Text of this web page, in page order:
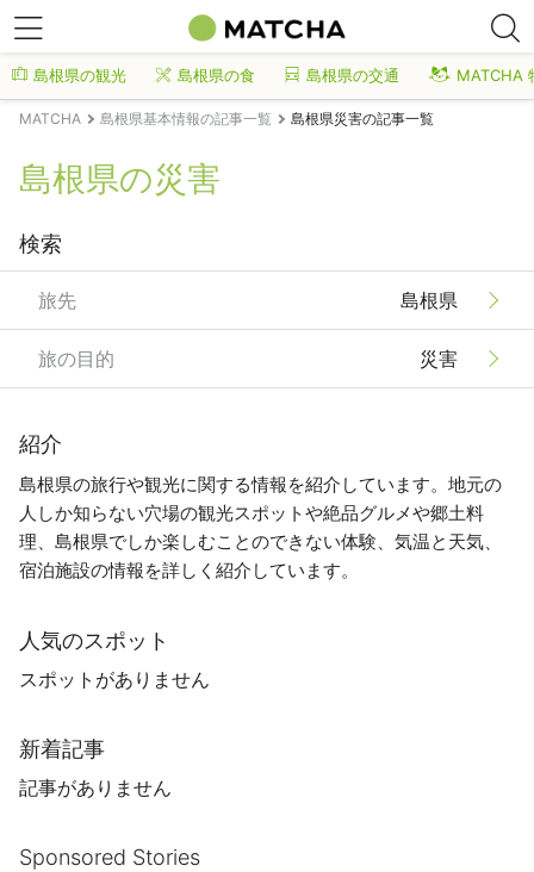
島根県の観光 島根県の食 島根県の交通 MATCHA
MATCHA 島根県基本情報の記事一覧 島根県災害の記事一覧
島根県の災害
検索
旅先 島根県
旅の目的 災害
紹介
島根県の旅行や観光に関する情報を紹介しています。地元の
人しか知らない穴場の観光スポットや絶品グルメや郷土料
理、島根県でしか楽しむことのできない体験、気温と天気、
宿泊施設の情報を詳しく紹介しています。
人気のスポット
スポットがありません
新着記事
記事がありません
Sponsored Stories